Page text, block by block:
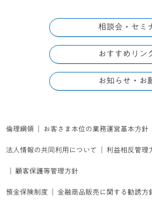
相談会・セミ
おすすめリン
お知らせ・お
倫理綱領 お客さま本位の業務運営基本方針
法人情報の共同利用について 利益相反管理
顧客保護等管理方針
預金保険制度 金融商品販売に関する勧誘方